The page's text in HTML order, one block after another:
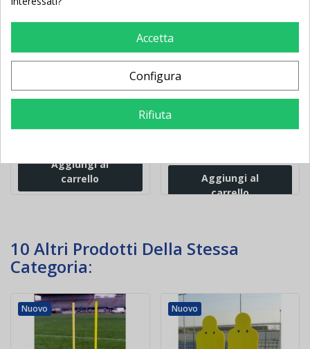
Telaio calcio con rete ad
inclinazione variabile cm
470,92 € 359,00 € -111,92 €
Aggiungi al
carrello
Muro a rimbalzo
alterato per portieri
calcio
3.014,62 € 2.553,00 €
Aggiungi al
carrello
10 Altri Prodotti Della Stessa
Categoria:
Nuovo Nuovo
Accetta
Configura
Rifiuta